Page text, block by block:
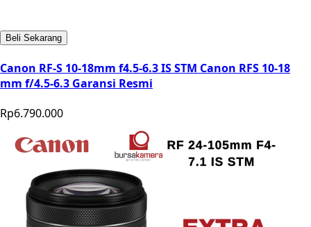
Beli Sekarang
Canon RF-S 10-18mm f4.5-6.3 IS STM Canon RFS 10-18
mm f/4.5-6.3 Garansi Resmi
Rp6.790.000